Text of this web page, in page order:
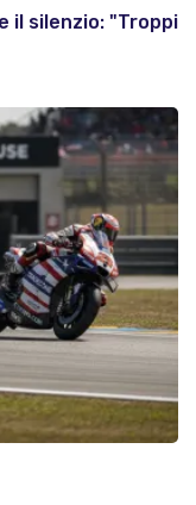
il silenzio: "Troppi